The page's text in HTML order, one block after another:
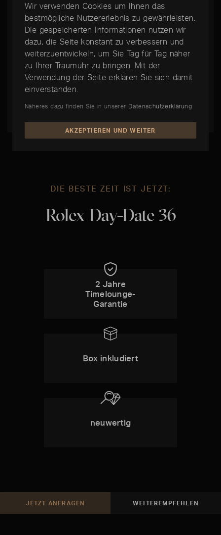
heute noch ist Rolex Branchenführer im
Bereich der langlebigen Alltagsuhren und
begründete das Konzept der Toolwatch. Von
den Tiefen der Ozeane bis zu den Höhen der
Luftfahrt werden die Professional Modelle von
Rolex von Fachleuten geschätzt und erfreuen
sich heute eines außergewöhnlich hohen
Sammlerwertes.
DIE BESTE ZEIT IST JETZT:
Rolex Day-Date 36
2 Jahre
Timelounge-
Garantie
Box inkludiert
neuwertig
JETZT ANFRAGEN WEITEREMPFEHLEN
Wir verwenden Cookies um Ihnen das
bestmögliche Nutzererlebnis zu gewährleisten.
Die gespeicherten Informationen nutzen wir
dazu, die Seite konstant zu verbessern und
weiterzuentwickeln, um Sie Tag für Tag näher
zu Ihrer Traumuhr zu bringen. Mit der
Verwendung der Seite erklären Sie sich damit
einverstanden.
Näheres dazu finden Sie in unserer Datenschutzerklärung
AKZEPTIEREN UND WEITER